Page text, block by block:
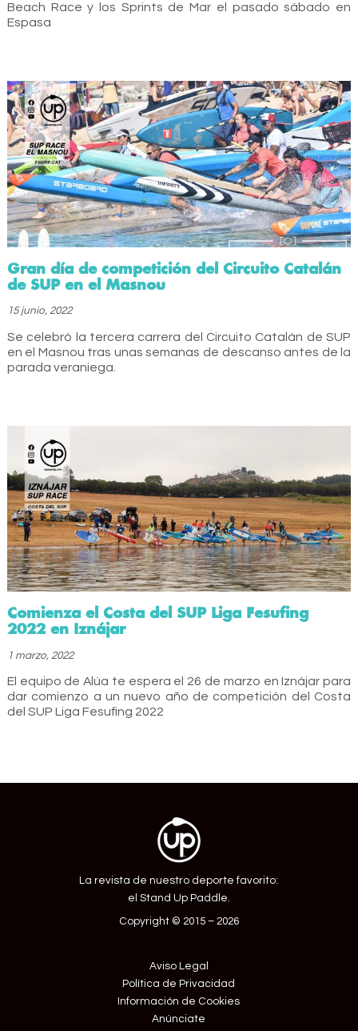
Beach Race y los Sprints de Mar el pasado sábado en
Espasa
Gran día de competición del Circuito Catalán
de SUP en el Masnou
15 junio, 2022
Se celebró la tercera carrera del Circuito Catalán de SUP
en el Masnou tras unas semanas de descanso antes de la
parada veraniega.
Comienza el Costa del SUP Liga Fesufing
2022 en Iznájar
1 marzo, 2022
El equipo de Alúa te espera el 26 de marzo en Iznájar para
dar comienzo a un nuevo año de competición del Costa
del SUP Liga Fesufing 2022
La revista de nuestro deporte favorito:
el Stand Up Paddle.
Copyright © 2015 – 2026
Aviso Legal
Política de Privacidad
Información de Cookies
Anúnciate